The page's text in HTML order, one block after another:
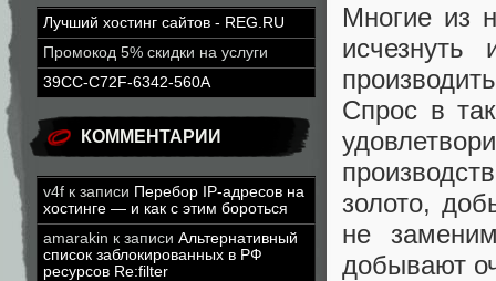
Лучший хостинг сайтов - REG.RU
Промокод 5% скидки на услуги
39CC-C72F-6342-560A
КОММЕНТАРИИ
v4f к записи Перебор IP-адресов на
хостинге — и как с этим бороться
amarakin к записи Альтернативный
список заблокированных в РФ
ресурсов Re:filter
Многие из
Спрос в
золото,
не
добывают